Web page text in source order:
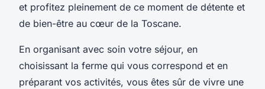
et profitez pleinement de ce moment de détente et
de bien-être au cœur de la Toscane.
En organisant avec soin votre séjour, en
choisissant la ferme qui vous correspond et en
préparant vos activités, vous êtes sûr de vivre une